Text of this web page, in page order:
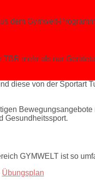
dem Gymwelt-
mehr als nur
diese von der Sportart
Gesundheitssport.
GYMWELT ist so
Übungsplan